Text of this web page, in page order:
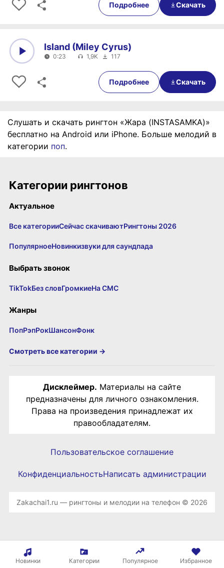
Подробнее Скачать
0:23
Island (Miley Cyrus)
0:23 1,9K 117
Подробнее Скачать
Слушать и скачать рингтон «Жара (INSTASAMKA)»
бесплатно на Android или iPhone. Больше мелодий в
категории поп.
Категории рингтонов
Актуальное
Все категорииСейчас скачиваютРингтоны 2026
ПопулярноеНовинкизвуки для саундпада
Выбрать звонок
TikTokБез словГромкиеНа СМС
Жанры
ПопРэпРокШансонФонк
Смотреть все категории →
Дисклеймер. Материалы на сайте
предназначены для личного ознакомления.
Права на произведения принадлежат их
правообладателям.
Пользовательское соглашение
КонфиденциальностьНаписать администрации
Zakachai1.ru — рингтоны и мелодии на телефон © 2026
Новинки Категории Популярное Избранное